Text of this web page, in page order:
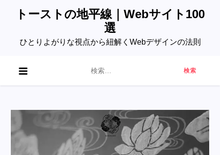
トーストの地平線｜Webサイト100
選
ひとりよがりな視点から紐解くWebデザインの法則
索: